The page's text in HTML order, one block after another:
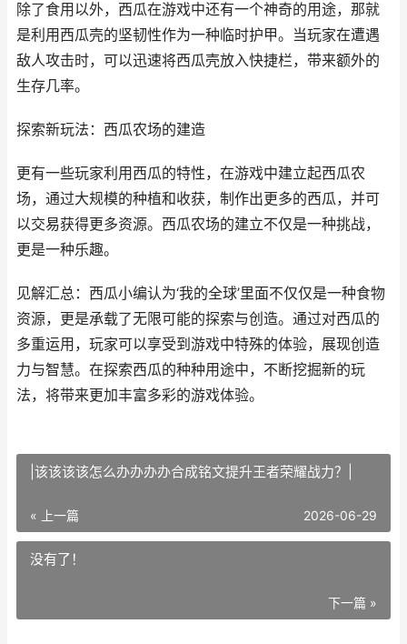
除了食用以外，西瓜在游戏中还有一个神奇的用途，那就
是利用西瓜壳的坚韧性作为一种临时护甲。当玩家在遭遇
敌人攻击时，可以迅速将西瓜壳放入快捷栏，带来额外的
生存几率。
探索新玩法：西瓜农场的建造
更有一些玩家利用西瓜的特性，在游戏中建立起西瓜农
场，通过大规模的种植和收获，制作出更多的西瓜，并可
以交易获得更多资源。西瓜农场的建立不仅是一种挑战，
更是一种乐趣。
见解汇总：西瓜小编认为‘我的全球’里面不仅仅是一种食物
资源，更是承载了无限可能的探索与创造。通过对西瓜的
多重运用，玩家可以享受到游戏中特殊的体验，展现创造
力与智慧。在探索西瓜的种种用途中，不断挖掘新的玩
法，将带来更加丰富多彩的游戏体验。
|该该该该怎么办办办办合成铭文提升王者荣耀战力？|
« 上一篇 2026-06-29
没有了！
下一篇 »